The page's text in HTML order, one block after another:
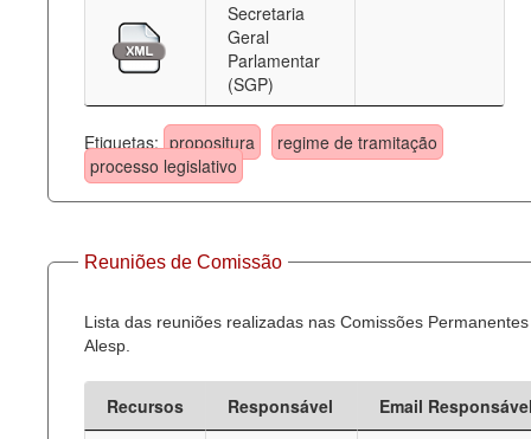
Secretaria
Geral
Parlamentar
(SGP)
Etiquetas: propositura
regime de tramitação
processo legislativo
Reuniões de Comissão
Lista das reuniões realizadas nas Comissões
Alesp.
Recursos Responsável
Email